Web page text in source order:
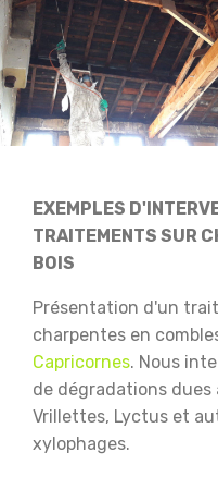
EXEMPLES
TRAITEMENTS SUR
BOIS
Présentation d'un
charpentes en
Capricornes. Nous
de dégradations dues
Vrillettes, Lyctus et
xylophages.